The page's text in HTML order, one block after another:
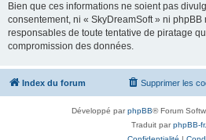
Bien que ces informations ne soient pas
consentement, ni « SkyDreamSoft » ni phpBB
responsables de toute tentative de piratage
compromission des données.
Index du forum Supprimer les
Développé parphpBB® Forum
Traduit parphpBB-